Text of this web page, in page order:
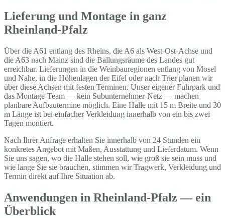
Lieferung und Montage in ganz
Rheinland-Pfalz
Über die A61 entlang des Rheins, die A6 als West-Ost-Achse und
die A63 nach Mainz sind die Ballungsräume des Landes gut
erreichbar. Lieferungen in die Weinbauregionen entlang von Mosel
und Nahe, in die Höhenlagen der Eifel oder nach Trier planen wir
über diese Achsen mit festen Terminen. Unser eigener Fuhrpark und
das Montage-Team — kein Subunternehmer-Netz — machen
planbare Aufbautermine möglich. Eine Halle mit 15 m Breite und 30
m Länge ist bei einfacher Verkleidung innerhalb von ein bis zwei
Tagen montiert.
Nach Ihrer Anfrage erhalten Sie innerhalb von 24 Stunden ein
konkretes Angebot mit Maßen, Ausstattung und Lieferdatum. Wenn
Sie uns sagen, wo die Halle stehen soll, wie groß sie sein muss und
wie lange Sie sie brauchen, stimmen wir Tragwerk, Verkleidung und
Termin direkt auf Ihre Situation ab.
Anwendungen in Rheinland-Pfalz — ein
Überblick